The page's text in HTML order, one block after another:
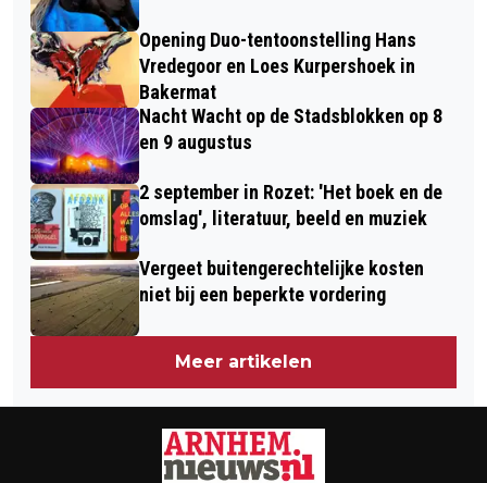
Opening Duo-tentoonstelling Hans
Vredegoor en Loes Kurpershoek in
Bakermat
Nacht Wacht op de Stadsblokken op 8
en 9 augustus
2 september in Rozet: 'Het boek en de
omslag', literatuur, beeld en muziek
Vergeet buitengerechtelijke kosten
niet bij een beperkte vordering
Meer artikelen